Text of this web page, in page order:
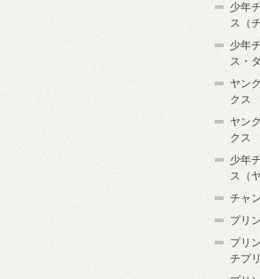
少年
ス（
少年
ス・
ヤン
クス
ヤン
クス
少年
ス（
チャ
プリ
プリ
チプリ